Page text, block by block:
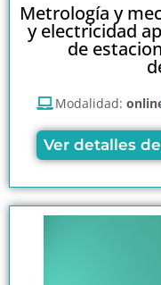
Metrología y
y electricidad
de
Modalidad:
Ver detalles